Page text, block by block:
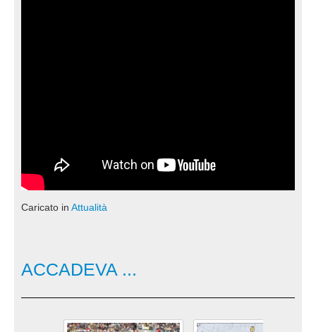
Caricato in Attualità
ACCADEVA ...